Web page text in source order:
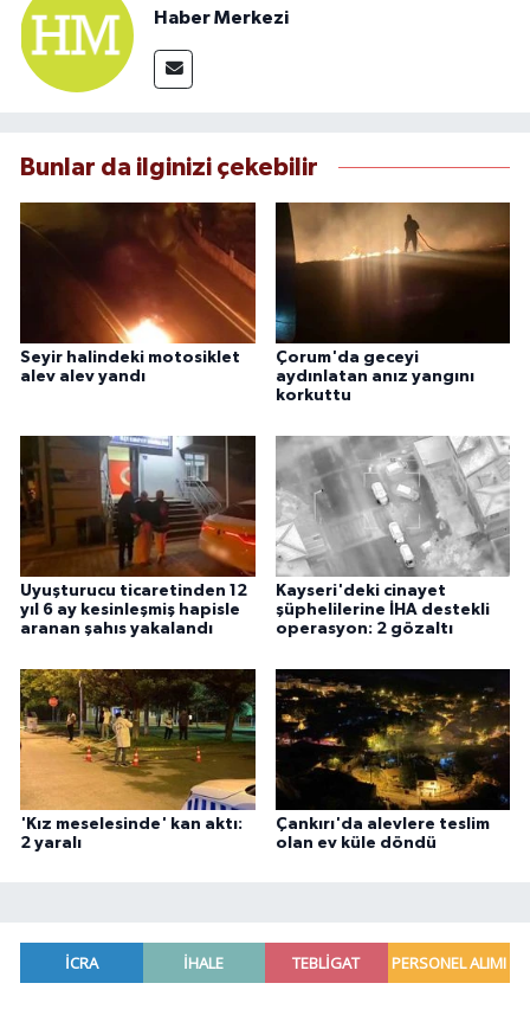
Haber Merkezi
Bunlar da ilginizi çekebilir
Seyir halindeki motosiklet
alev alev yandı
Çorum'da geceyi
aydınlatan anız yangını
korkuttu
Uyuşturucu ticaretinden 12
yıl 6 ay kesinleşmiş hapisle
aranan şahıs yakalandı
Kayseri'deki cinayet
şüphelilerine İHA destekli
operasyon: 2 gözaltı
'Kız meselesinde' kan aktı:
2 yaralı
Çankırı'da alevlere teslim
olan ev küle döndü